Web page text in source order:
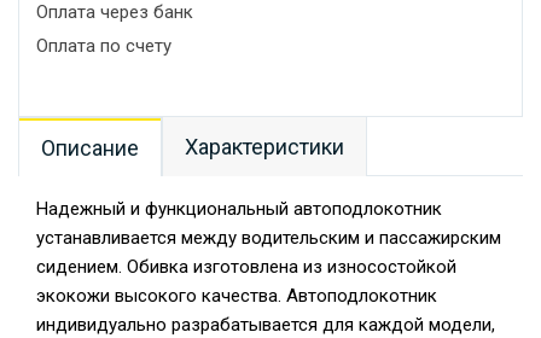
Оплата через банк
Оплата по счету
Описание Характеристики
Надежный и функциональный автоподлокотник
устанавливается между водительским и пассажирским
сидением. Обивка изготовлена из износостойкой
экокожи высокого качества. Автоподлокотник
индивидуально разрабатывается для каждой модели,